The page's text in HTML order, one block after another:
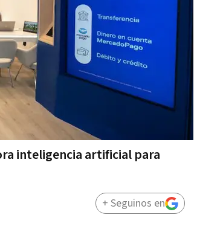
inteligencia artificial para
+ Seguinos en